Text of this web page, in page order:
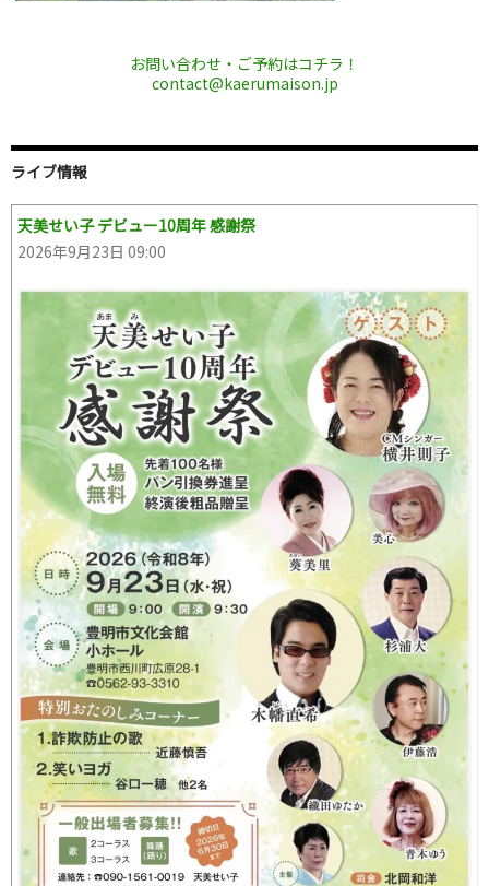
お問い合わせ・ご予約はコチラ！
contact@kaerumaison.jp
ライブ情報
天美せい子 デビュー10周年 感謝祭
2026年9月23日 09:00